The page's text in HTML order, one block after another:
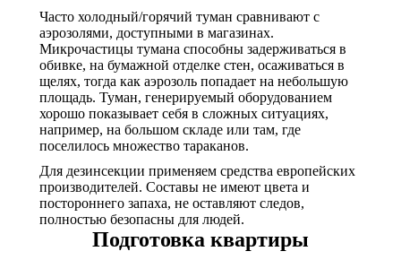
Часто холодный/горячий туман сравнивают с
аэрозолями, доступными в магазинах.
Микрочастицы тумана способны задерживаться в
обивке, на бумажной отделке стен, осаживаться в
щелях, тогда как аэрозоль попадает на небольшую
площадь. Туман, генерируемый оборудованием
хорошо показывает себя в сложных ситуациях,
например, на большом складе или там, где
поселилось множество тараканов.
Для дезинсекции применяем средства европейских
производителей. Составы не имеют цвета и
постороннего запаха, не оставляют следов,
полностью безопасны для людей.
Подготовка квартиры